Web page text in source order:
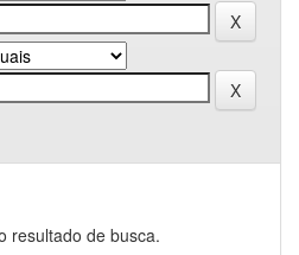
resultado de busca.